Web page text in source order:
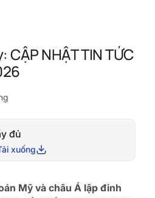
NHẬT TIN TỨC
đủ
xuống
Mỹ và châu Á lập đỉnh